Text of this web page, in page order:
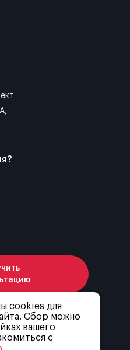
cookies для
Сбор можно
вашего
с
конфиденциальности